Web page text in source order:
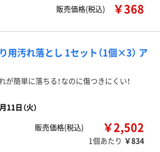
販売価格(税込)
￥368
用汚れ落とし 1セット（1個×3） ア
が簡単に落ちる！なのに傷つきにくい！
11日（火）
販売価格(税込)
￥2,502
1個あたり ￥834